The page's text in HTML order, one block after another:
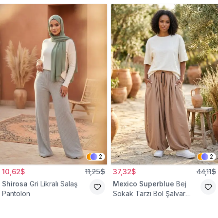
2
10,62$ 11,25$
Shirosa Gri Likralı Salaş
Pantolon
2
37,32$ 44,11$
Mexico Superblue Bej
Sokak Tarzı Bol Şalvar